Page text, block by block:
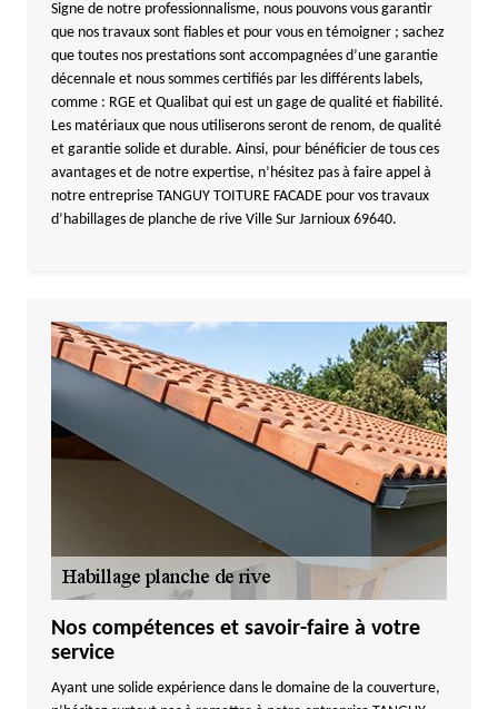
Signe de notre professionnalisme, nous pouvons vous garantir
que nos travaux sont fiables et pour vous en témoigner ; sachez
que toutes nos prestations sont accompagnées d’une garantie
décennale et nous sommes certifiés par les différents labels,
comme : RGE et Qualibat qui est un gage de qualité et fiabilité.
Les matériaux que nous utiliserons seront de renom, de qualité
et garantie solide et durable. Ainsi, pour bénéficier de tous ces
avantages et de notre expertise, n’hésitez pas à faire appel à
notre entreprise TANGUY TOITURE FACADE pour vos travaux
d’habillages de planche de rive Ville Sur Jarnioux 69640.
Nos compétences et savoir-faire à votre
service
Ayant une solide expérience dans le domaine de la couverture,